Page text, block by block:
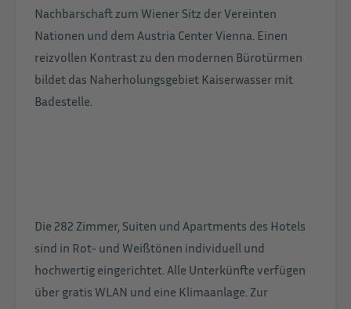
Nachbarschaft zum Wiener Sitz der Vereinten
Nationen und dem Austria Center Vienna. Einen
reizvollen Kontrast zu den modernen Bürotürmen
bildet das Naherholungsgebiet Kaiserwasser mit
Badestelle.
Die 282 Zimmer, Suiten und Apartments des Hotels
sind in Rot- und Weißtönen individuell und
hochwertig eingerichtet. Alle Unterkünfte verfügen
über gratis WLAN und eine Klimaanlage. Zur